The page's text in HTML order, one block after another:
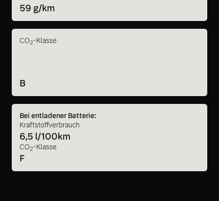
59 g/km
CO2-Klasse
B
Bei entladener Batterie:
Kraftstoffverbrauch
6,5 l/100km
CO2-Klasse
F